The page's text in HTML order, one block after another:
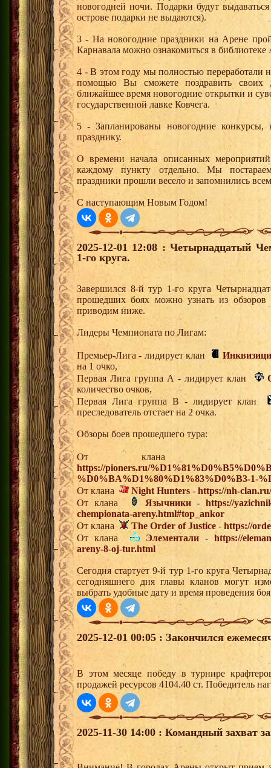
новогодней ночи. Подарки будут
острове подарки не выдаются).
3 - На новогодние праздники на Арене
Карнавала можно ознакомиться в
4 - В этом году мы полностью переработали
помощью Вы сможете поздравить своих
ближайшее время новогодние открытки и
государственной лавке Ковчега.
5 - Запланированы новогодние
празднику.
О времени начала описанных
каждому пункту отдельно. Мы
праздники прошли весело и запомнились
С наступающим Новым Годом!
2025-12-01 12:08 : Четырнадцатый
1-го круга.
Завершился 8-й тур 1-го круга
прошедших боях можно узнать из
приводим ниже.
Лидеры Чемпионата по Лигам:
Премьер-Лига - лидирует клан
на 1 очко,
Первая Лига группа А - лидирует клан
количество очков,
Первая Лига группа В - лидирует клан
преследователь отстает на 2 очка.
Обзоры боев прошедшего тура:
От клана
https://pioners.ru/
%D0%BA%D1%80%D1%83%D0%B3-1-
От клана
Night Hunters - https://nh-
От клана
Язычники-https://
chempionata-areny.html#top_ankor
От клана
The Order of Justice - https://
От клана
Элементали - https://
areny-8-oj-tur.html
Сегодня стартует 9-й тур 1-го круга
сегодняшнего дня главы кланов могут
выбрать удобные дату и время проведения
2025-12-01 00:05 : Закончился
В этом месяце победу в турнире
продажей ресурсов 4104.40 ст. Победитель
2025-11-30 14:00 : Командный захват